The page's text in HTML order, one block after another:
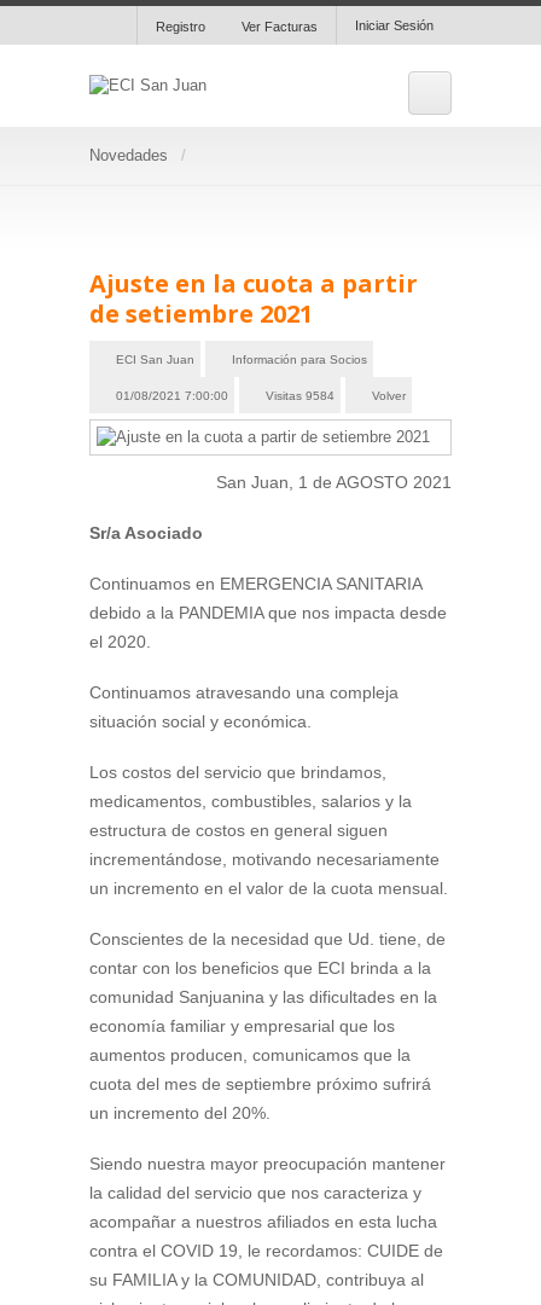
Registro Ver Facturas Iniciar Sesión
Novedades
Ajuste en la cuota a partir
de setiembre 2021
ECI San Juan Información para Socios
01/08/2021 7:00:00 Visitas 9584 Volver
San Juan, 1 de AGOSTO 2021
Sr/a Asociado
Continuamos en EMERGENCIA SANITARIA
debido a la PANDEMIA que nos impacta desde
el 2020.
Continuamos atravesando una compleja
situación social y económica.
Los costos del servicio que brindamos,
medicamentos, combustibles, salarios y la
estructura de costos en general siguen
incrementándose, motivando necesariamente
un incremento en el valor de la cuota mensual.
Conscientes de la necesidad que Ud. tiene, de
contar con los beneficios que ECI brinda a la
comunidad Sanjuanina y las dificultades en la
economía familiar y empresarial que los
aumentos producen, comunicamos que la
cuota del mes de septiembre próximo sufrirá
un incremento del 20%.
Siendo nuestra mayor preocupación mantener
la calidad del servicio que nos caracteriza y
acompañar a nuestros afiliados en esta lucha
contra el COVID 19, le recordamos: CUIDE de
su FAMILIA y la COMUNIDAD, contribuya al